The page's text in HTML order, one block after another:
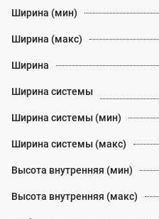
Ширина (мин)
Ширина (макс)
Ширина
Ширина системы
Ширина системы (мин)
Ширина системы (макс)
Высота внутренняя (мин)
Высота внутренняя (макс)